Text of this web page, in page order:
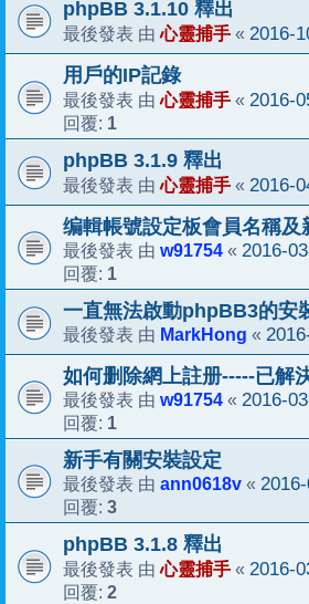
phpBB 3.1.10 釋出
最後發表 由心靈捕手 « 2016-
用戶的IP記錄
最後發表 由心靈捕手 « 2016-
回覆: 1
phpBB 3.1.9 釋出
最後發表 由心靈捕手 « 2016-
编輯帳號設定板會員名稱及
最後發表 由 w91754 « 2016-
回覆: 1
一直無法啟動phpBB3的安
最後發表 由 MarkHong «
如何删除網上註册-----已解
最後發表 由 w91754 « 2016-
回覆: 1
新手有關安裝設定
最後發表 由 ann0618v «
回覆: 3
phpBB 3.1.8 釋出
最後發表 由心靈捕手 « 2016-
回覆: 2